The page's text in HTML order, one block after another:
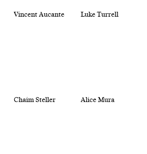
Vincent Aucante Luke Turrell
Chaim Steller Alice Mura